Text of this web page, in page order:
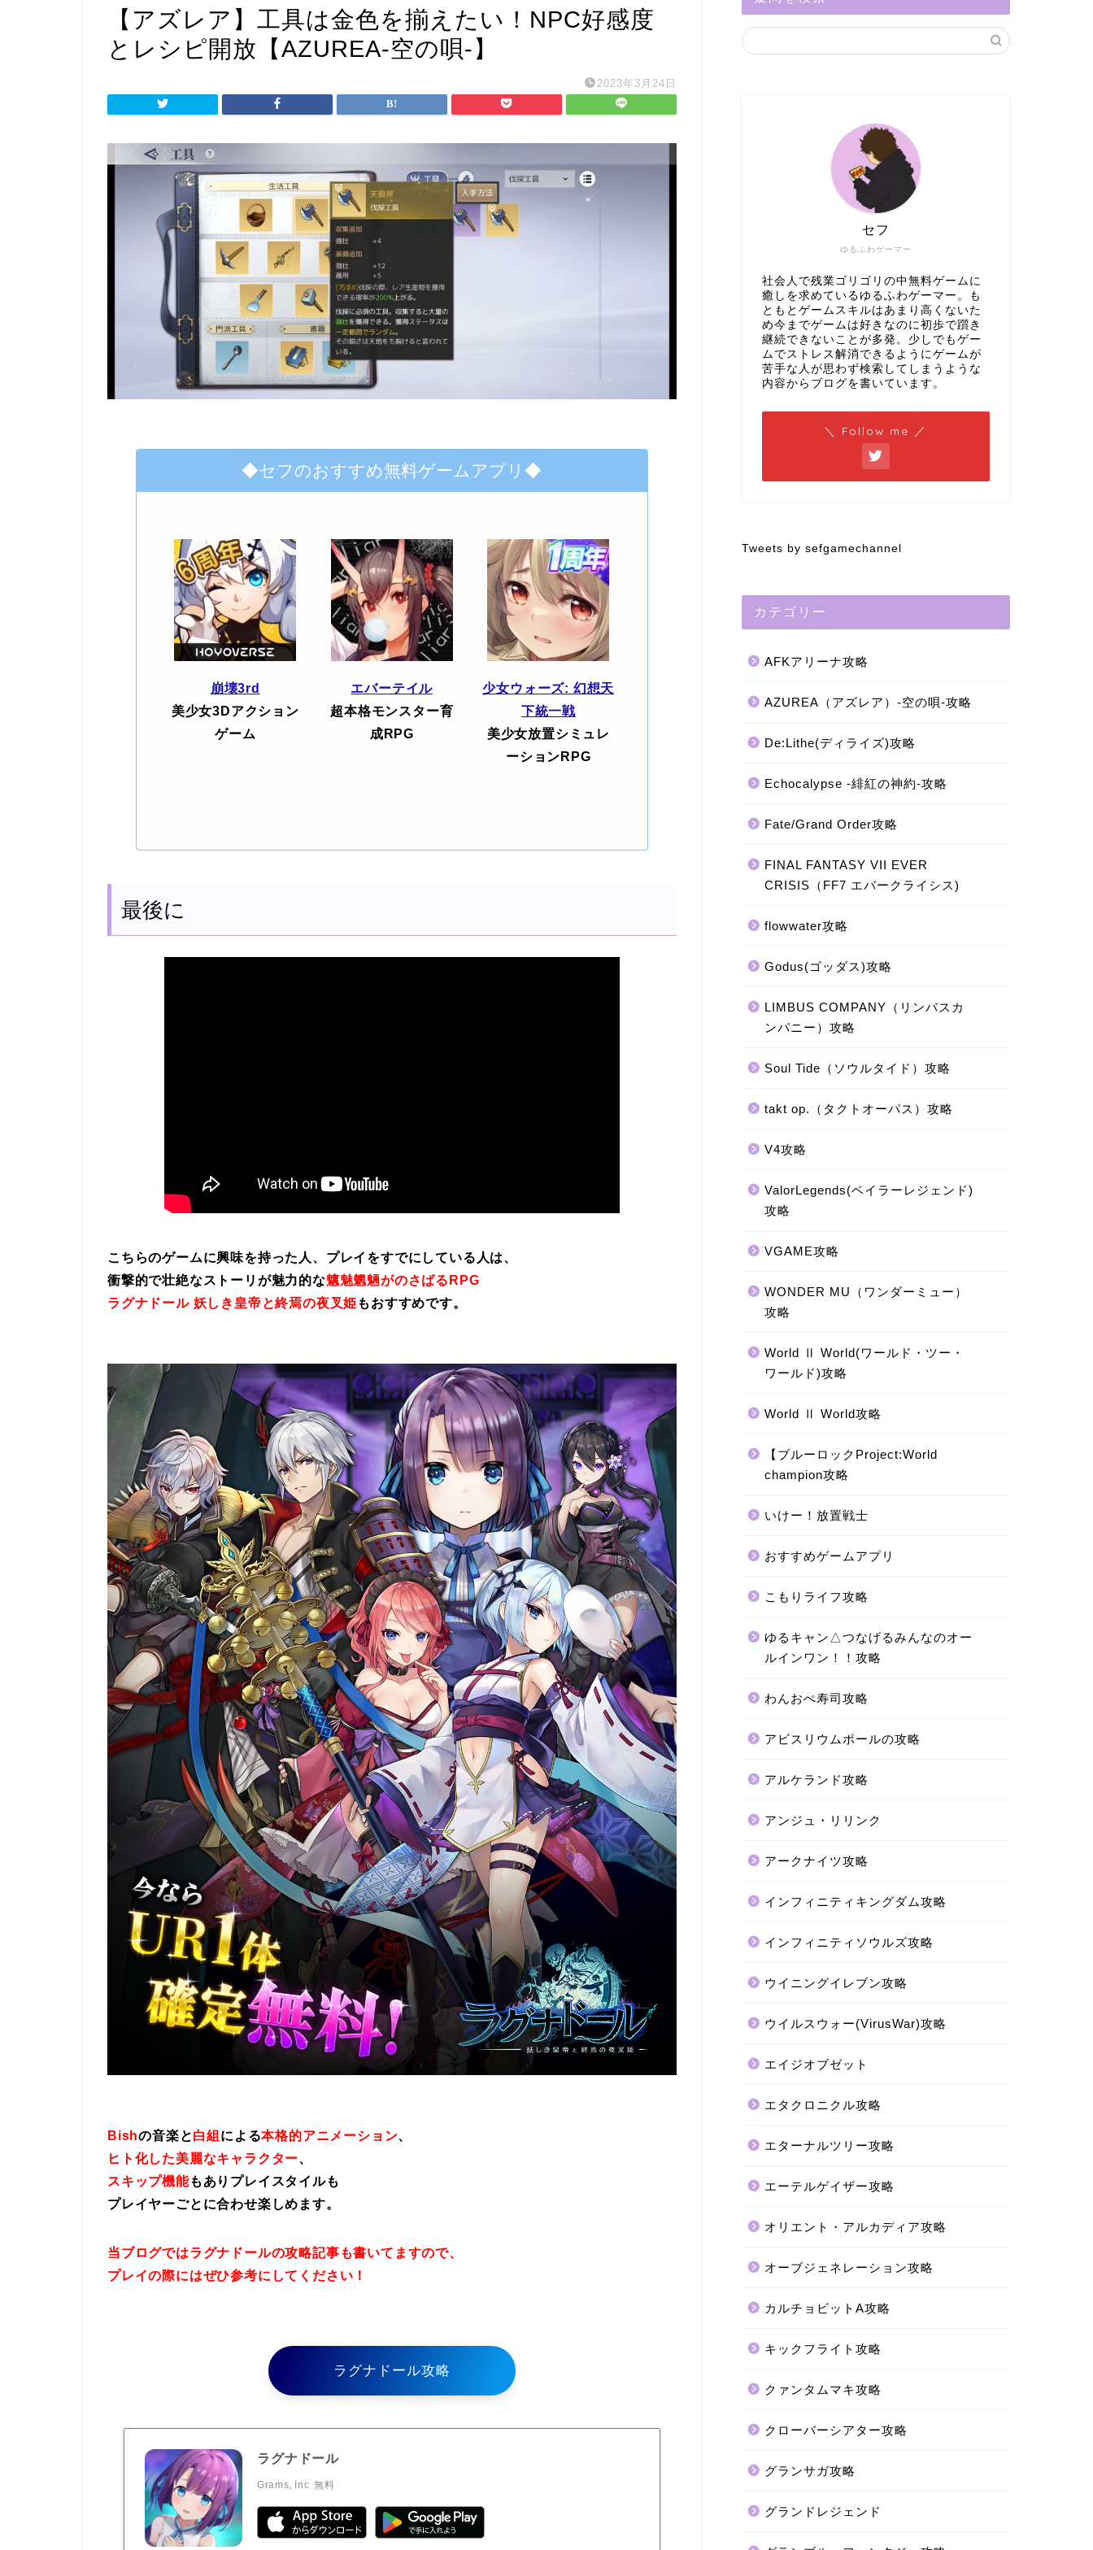
【アズレア】工具は金色を揃えたい！NPC好感度
とレシピ開放【AZUREA-空の唄-】
2023年3月24日
◆セフのおすすめ無料ゲームアプリ◆
崩壊3rd
美少女3Dアクション
ゲーム
エバーテイル
超本格モンスター育
成RPG
少女ウォーズ: 幻想天
下統一戦
美少女放置シミュレ
ーションRPG
最後に
こちらのゲームに興味を持った人、プレイをすでにしている人は、
衝撃的で壮絶なストーリが魅力的な魑魅魍魎がのさばるRPG
ラグナドール 妖しき皇帝と終焉の夜叉姫 もおすすめです。
Bishの音楽と白組 による本格的アニメーション、
ヒト化した美麗なキャラクター、
スキップ機能もありプレイスタイルも
プレイヤーごとに合わせ楽しめます。
当ブログではラグナドールの攻略記事も書いてますので、
プレイの際にはぜひ参考にしてください！
ラグナドール攻略
ラグナドール
Grams, Inc 無料
ゆるふわゲーマー
セフ
社会人で残業ゴリゴリの中無料ゲームに
癒しを求めているゆるふわゲーマー。も
ともとゲームスキルはあまり高くないた
め今までゲームは好きなのに初歩で躓き
継続できないことが多発。少しでもゲー
ムでストレス解消できるようにゲームが
苦手な人が思わず検索してしまうような
内容からブログを書いています。
＼ Follow me ／
Tweets by sefgamechannel
カテゴリー
AFKアリーナ攻略
AZUREA（アズレア）-空の唄-攻略
De:Lithe(ディライズ)攻略
Echocalypse -緋紅の神約-攻略
Fate/Grand Order攻略
FINAL FANTASY VII EVER
CRISIS（FF7 エバークライシス)
flowwater攻略
Godus(ゴッダス)攻略
LIMBUS COMPANY（リンバスカ
ンパニー）攻略
Soul Tide（ソウルタイド）攻略
takt op.（タクトオーパス）攻略
V4攻略
ValorLegends(ベイラーレジェンド)
攻略
VGAME攻略
WONDER MU（ワンダーミュー）
攻略
World Ⅱ World(ワールド・ツー・
ワールド)攻略
World Ⅱ World攻略
【ブルーロックProject:World
champion攻略
いけー！放置戦士
おすすめゲームアプリ
こもりライフ攻略
ゆるキャン△つなげるみんなのオー
ルインワン！！攻略
わんおぺ寿司攻略
アビスリウムポールの攻略
アルケランド攻略
アンジュ・リリンク
アークナイツ攻略
インフィニティキングダム攻略
インフィニティソウルズ攻略
ウイニングイレブン攻略
ウイルスウォー(VirusWar)攻略
エイジオブゼット
エタクロニクル攻略
エターナルツリー攻略
エーテルゲイザー攻略
オリエント・アルカディア攻略
オーブジェネレーション攻略
カルチョビットA攻略
キックフライト攻略
クァンタムマキ攻略
クローバーシアター攻略
グランサガ攻略
グランドレジェンド